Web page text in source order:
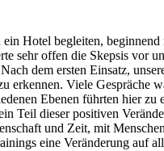
Hotel begleiten,
sehr offen die Skepsis vor
dem ersten Einsatz,
erkennen. Viele Gespräche
Ebenen führten hier zu
Teil dieser positiven
und Zeit, mit
eine Veränderung auf